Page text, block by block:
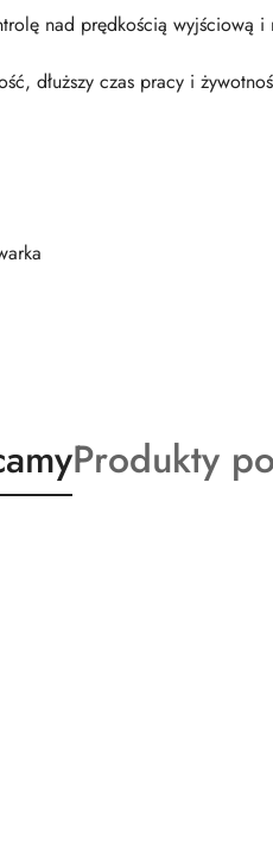
nad prędkością wyjściową i
dłuższy czas pracy i
Produkty
o
Produkty